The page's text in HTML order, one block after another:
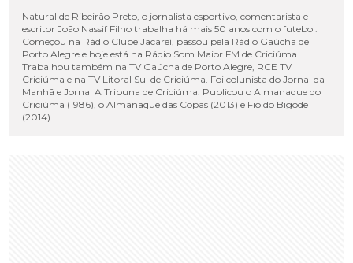
Natural de Ribeirão Preto, o jornalista esportivo, comentarista e
escritor João Nassif Filho trabalha há mais 50 anos com o futebol.
Começou na Rádio Clube Jacareí, passou pela Rádio Gaúcha de
Porto Alegre e hoje está na Rádio Som Maior FM de Criciúma.
Trabalhou também na TV Gaúcha de Porto Alegre, RCE TV
Criciúma e na TV Litoral Sul de Criciúma. Foi colunista do Jornal da
Manhã e Jornal A Tribuna de Criciúma. Publicou o Almanaque do
Criciúma (1986), o Almanaque das Copas (2013) e Fio do Bigode
(2014).